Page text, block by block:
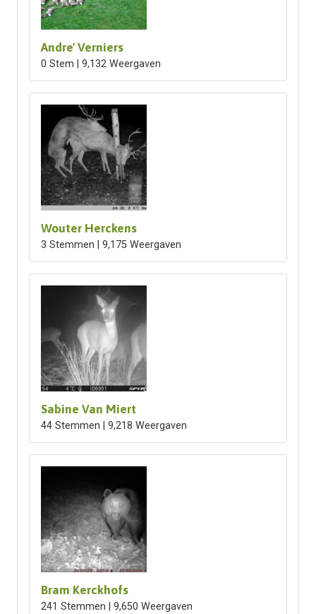
Andre' Verniers
0 Stem | 9,132 Weergaven
Wouter Herckens
3 Stemmen | 9,175 Weergaven
Sabine Van Miert
44 Stemmen | 9,218 Weergaven
Bram Kerckhofs
241 Stemmen | 9,650 Weergaven